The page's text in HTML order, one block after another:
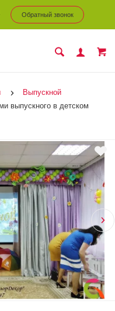
Обратный звонок
Выпускной
выпускного в детском